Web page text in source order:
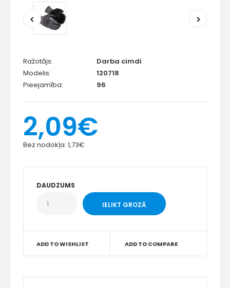
Ražotājs:
Darba cimdi
Modelis:
120718
Pieejamība:
96
2,09€
Bez nodokļa: 1,73€
DAUDZUMS
ADD TO WISHLIST ADD TO COMPARE